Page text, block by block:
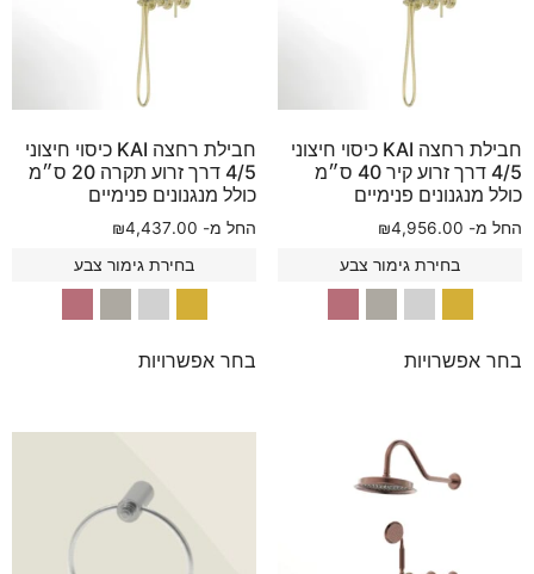
חבילת רחצה KAI כיסוי חיצוני
4/5 דרך זרוע קיר 40 ס״מ
כולל מנגנונים פנימיים
החל מ- ₪4,956.00
בחירת גימור צבע
בחר אפשרויות
חבילת רחצה KAI כיסוי חיצוני
4/5 דרך זרוע תקרה 20 ס״מ
כולל מנגנונים פנימיים
החל מ- ₪4,437.00
בחירת גימור צבע
בחר אפשרויות